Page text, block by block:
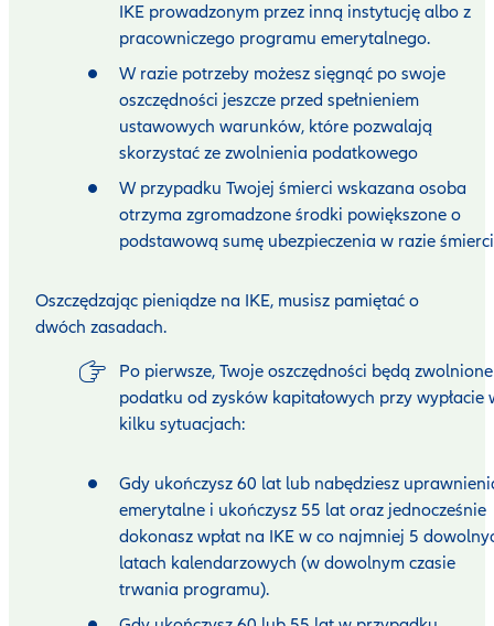
IKE prowadzonym przez inną instytucję albo z
pracowniczego programu emerytalnego.
W razie potrzeby możesz sięgnąć po swoje
oszczędności jeszcze przed spełnieniem
ustawowych warunków, które pozwalają
skorzystać ze zwolnienia podatkowego
W przypadku Twojej śmierci wskazana osoba
otrzyma zgromadzone środki powiększone o
podstawową sumę ubezpieczenia w razie
Oszczędzając pieniądze na IKE, musisz pamiętać o
dwóch zasadach.
Po pierwsze, Twoje oszczędności będą
podatku od zysków kapitałowych przy wypłacie
kilku sytuacjach:
Gdy ukończysz 60 lat lub nabędziesz
emerytalne i ukończysz 55 lat oraz jednocześnie
dokonasz wpłat na IKE w co najmniej 5
latach kalendarzowych (w dowolnym czasie
trwania programu).